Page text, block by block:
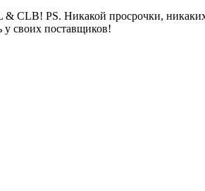
& CLB! PS. Никакой просрочки,
у своих поставщиков!